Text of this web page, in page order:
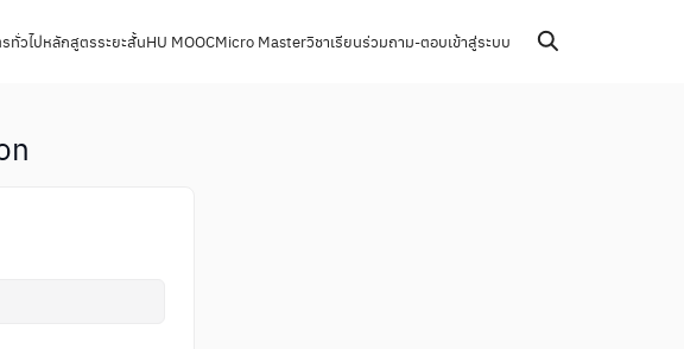
ทั่วไปหลักสูตรระยะสั้นHU MOOCMicro Masterวิชาเรียนร่วมถาม-ตอบเข้าสู่ระบบ